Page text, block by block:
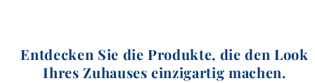
Entdecken Sie die Produkte, die den Look
Ihres Zuhauses einzigartig machen.